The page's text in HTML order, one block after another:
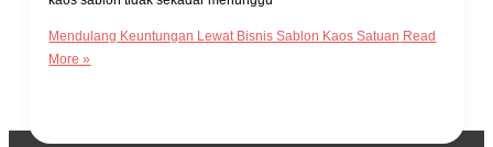
Mendulang Keuntungan Lewat Bisnis Sablon Kaos Satuan Read
More »